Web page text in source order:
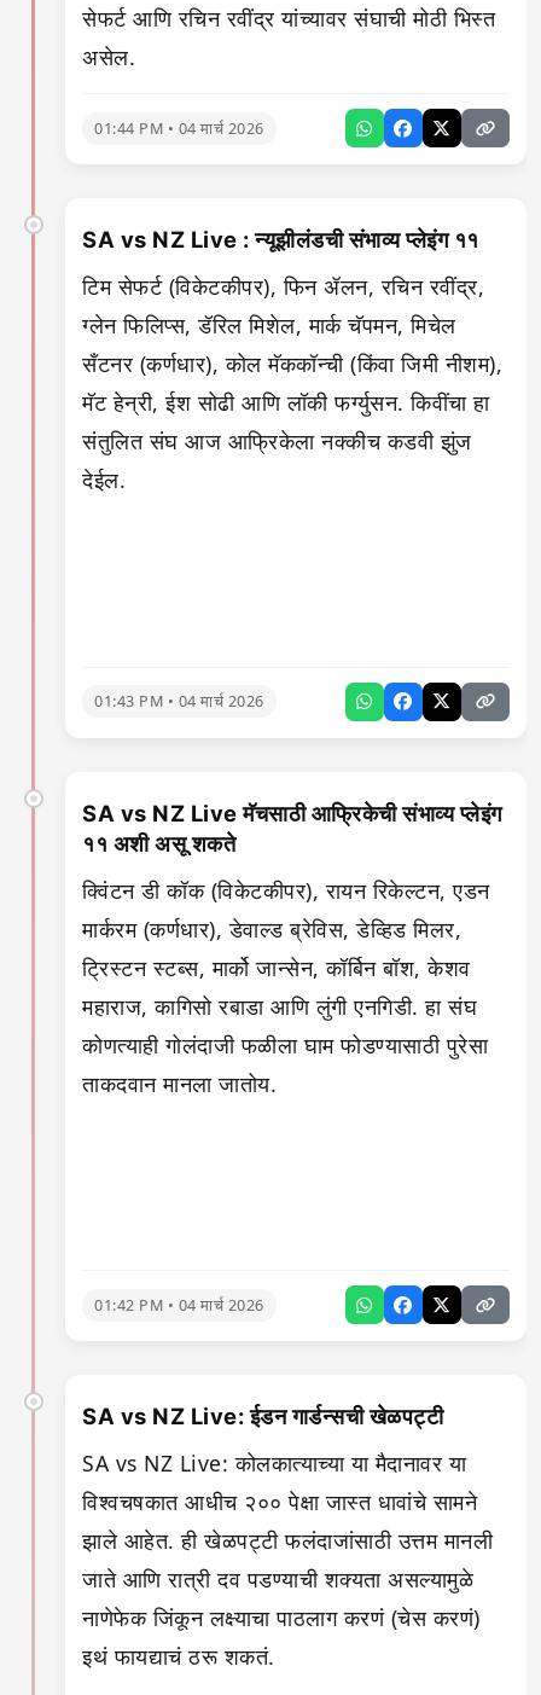
सेफर्ट आणि रचिन रवींद्र यांच्यावर संघाची मोठी भिस्त
असेल.
01:44 PM • 04 मार्च 2026
SA vs NZ Live : न्यूझीलंडची संभाव्य प्लेइंग ११
टिम सेफर्ट (विकेटकीपर), फिन ॲलन, रचिन रवींद्र,
ग्लेन फिलिप्स, डॅरिल मिशेल, मार्क चॅपमन, मिचेल
सँटनर (कर्णधार), कोल मॅककॉन्ची (किंवा जिमी नीशम),
मॅट हेन्री, ईश सोढी आणि लॉकी फर्ग्युसन. किवींचा हा
संतुलित संघ आज आफ्रिकेला नक्कीच कडवी झुंज
देईल.
01:43 PM • 04 मार्च 2026
SA vs NZ Live मॅचसाठी आफ्रिकेची संभाव्य प्लेइंग
११ अशी असू शकते
क्विंटन डी कॉक (विकेटकीपर), रायन रिकेल्टन, एडन
मार्करम (कर्णधार), डेवाल्ड ब्रेविस, डेव्हिड मिलर,
ट्रिस्टन स्टब्स, मार्को जान्सेन, कॉर्बिन बॉश, केशव
महाराज, कागिसो रबाडा आणि लुंगी एनगिडी. हा संघ
कोणत्याही गोलंदाजी फळीला घाम फोडण्यासाठी पुरेसा
ताकदवान मानला जातोय.
01:42 PM • 04 मार्च 2026
SA vs NZ Live: ईडन गार्डन्सची खेळपट्टी
SA vs NZ Live: कोलकात्याच्या या मैदानावर या
विश्वचषकात आधीच २०० पेक्षा जास्त धावांचे सामने
झाले आहेत. ही खेळपट्टी फलंदाजांसाठी उत्तम मानली
जाते आणि रात्री दव पडण्याची शक्यता असल्यामुळे
नाणेफेक जिंकून लक्ष्याचा पाठलाग करणं (चेस करणं)
इथं फायद्याचं ठरू शकतं.